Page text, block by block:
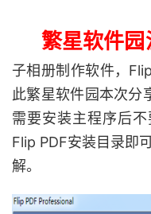
繁星软件
子相册制作软件，
此繁星软件园本次分
需要安装主程序后
Flip PDF安装目录即
解。